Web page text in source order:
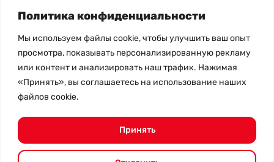
Политика конфиденциальности
Мы используем файлы cookie, чтобы улучшить ваш опыт
просмотра, показывать персонализированную рекламу
или контент и анализировать наш трафик. Нажимая
«Принять», вы соглашаетесь на использование наших
файлов cookie.
Принять
xFusion
xFusion
xFusion AI Solution
Цены на товары не являются публичной офертой и
- Политика конфиденциальности- Возврат товара
© 2026.SHANGHAI SYSTEM ENGINEERING.Все права
защищены.